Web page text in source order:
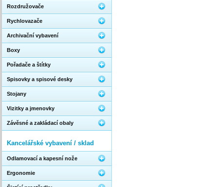
Rozdružovače
Rychlovazače
Archivační vybavení
Boxy
Pořadače a štítky
Spisovky a spisové desky
Stojany
Vizitky a jmenovky
Závěsné a zakládací obaly
Kancelářské vybavení / sklad
Odlamovací a kapesní nože
Ergonomie